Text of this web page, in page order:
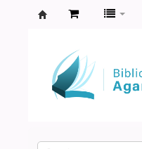
Agamenon
Magalhães